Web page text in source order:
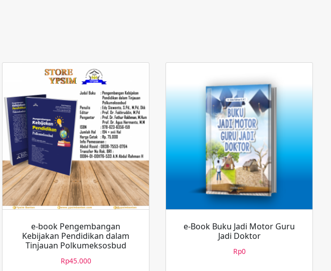
e-book Pengembangan
Kebijakan Pendidikan dalam
Tinjauan Polkumeksosbud
Rp45.000
e-Book Buku Jadi Motor Guru
Jadi Doktor
Rp0